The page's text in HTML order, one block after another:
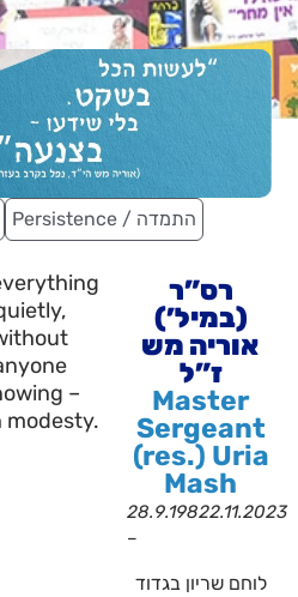
Persistence / התמדה
–
modesty.
רס”ר
(במיל’)
אוריה מש
ז”ל
Master
Sergeant
(res.) Uria
Mash
28.9.1982
–
2.11.2023
לוחם שריון בגדוד